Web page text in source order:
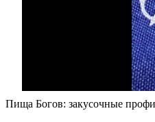
Пища Богов: закусочные